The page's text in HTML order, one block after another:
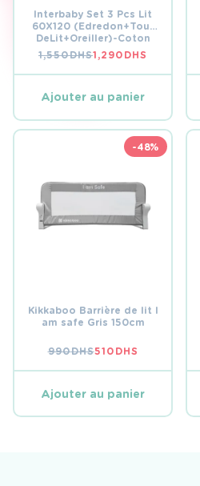
Interbaby Set 3 Pcs Lit
60X120 (Edredon+Tour
DeLit+Oreiller)-Coton
NidD’Abeille-Mod.Viggo-
Pétrole
1,550DHSLE
PRIX
ÉTAIT :
1,290 DHS
LE
PRIX
EST :
Ajouter au panier
-48%
Kikkaboo Barrière de lit I
am safe Gris 150cm
990DHSLE
PRIX
ÉTAIT :
510 DHS
LE
PRIX
EST :
Ajouter au panier